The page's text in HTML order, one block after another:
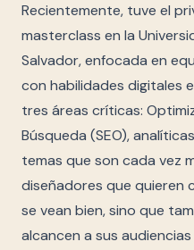
Recientemente, tuve el
masterclass en la
Salvador, enfocada en
con habilidades digitales
tres áreas críticas:
Búsqueda (SEO),
temas que son cada vez
diseñadores que quieren
se vean bien, sino que
alcancen a sus